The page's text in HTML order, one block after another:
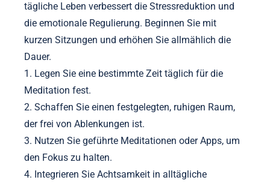
tägliche Leben verbessert die Stressreduktion und
die emotionale Regulierung. Beginnen Sie mit
kurzen Sitzungen und erhöhen Sie allmählich die
Dauer.
1. Legen Sie eine bestimmte Zeit täglich für die
Meditation fest.
2. Schaffen Sie einen festgelegten, ruhigen Raum,
der frei von Ablenkungen ist.
3. Nutzen Sie geführte Meditationen oder Apps, um
den Fokus zu halten.
4. Integrieren Sie Achtsamkeit in alltägliche